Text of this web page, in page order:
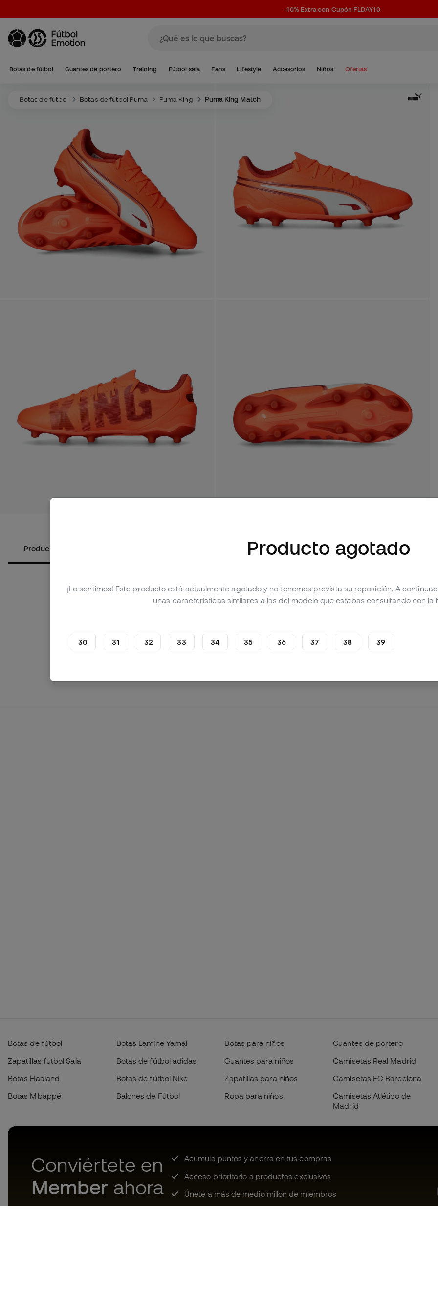
-10% Extra con Cupón FLDAY10
Botas de fútbol Guantes de portero Training Fútbol sala Fans Lifestyle Accesorios Niños Ofertas
Botas de fútbol Botas de fútbol Puma Puma King Puma King Match
Productos alternativos Valoraciones (4) Tabla comparativa
Botas de fútbol
Zapatillas fútbol Sala
Botas Haaland
Botas Mbappé
Botas Lamine Yamal
Botas de fútbol adidas
Botas de fútbol Nike
Balones de Fútbol
Botas para niños
Guantes para niños
Zapatillas para niños
Ropa para niños
Guantes de portero
Camisetas Real Madrid
Camisetas FC Barcelona
Camisetas Atlético de
Madrid
Conviértete en
Member ahora
Acumula puntos y ahorra en tus compras
Acceso prioritario a productos exclusivos
Únete a más de medio millón de miembros
Producto agotado
¡Lo sentimos! Este producto está actualmente agotado y no tenemos prevista su reposición. A
unas características similares a las del modelo que estabas consultando con la
30 31 32 33 34 35 36 37 38 39